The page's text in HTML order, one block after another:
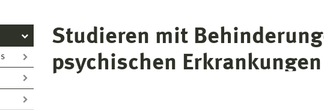
Studieren mit
psychischen Erkrankungen